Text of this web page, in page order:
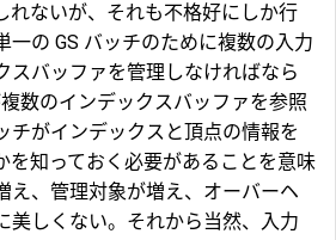
れないが、それも不格好にしか行
一の GS バッチのために複数の入力
スバッファを管理しなければなら
数のインデックスバッファを参照
チがインデックスと頂点の情報を
を知っておく必要があることを意味
、管理対象が増え、オーバーヘ
美しくない。それから当然、入力